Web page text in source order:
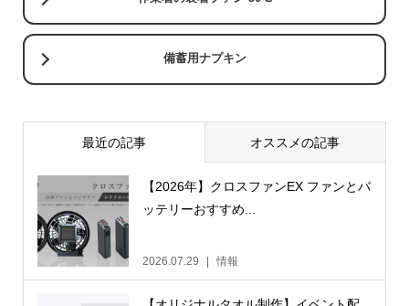
備蓄用ナプキン
最近の記事 オススメの記事
【2026年】クロスファンEX ファンとバ
ッテリーおすすめ...
2026.07.29 情報